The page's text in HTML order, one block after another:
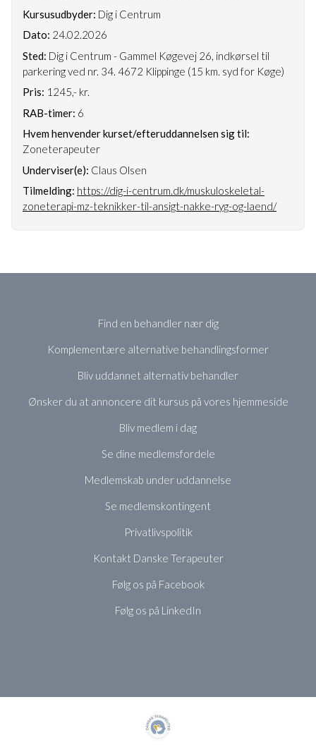
Kursusudbyder: Dig i Centrum
Dato: 24.02.2026
Sted: Dig i Centrum - Gammel Køgevej 26, indkørsel til
parkering ved nr. 34. 4672 Klippinge (15 km. syd for Køge)
Pris: 1245,- kr.
RAB-timer: 6
Hvem henvender kurset/efteruddannelsen sig til:
Zoneterapeuter
Underviser(e): Claus Olsen
Tilmelding: https://dig-i-centrum.dk/muskuloskeletal-
zoneterapi-mz-teknikker-til-ansigt-nakke-ryg-og-laend/
Find en behandler nær dig
Komplementære alternative behandlingsformer
Bliv uddannet alternativ behandler
Ønsker du at annoncere dit kursus på vores hjemmeside
Bliv medlem i dag
Se dine medlemsfordele
Medlemskab under uddannelse
Se medlemskontingent
Privatlivspolitik
Kontakt Danske Terapeuter
Følg os på Facebook
Følg os på LinkedIn